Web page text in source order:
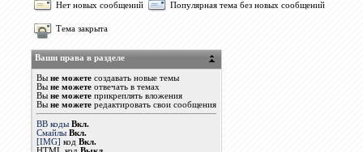
Нет новых сообщений Популярная тема без новых сообщений
Тема закрыта
Ваши права в разделе
Выне можете создавать новые темы
Выне можете отвечать в темах
Выне можете прикреплять вложения
Выне можете редактировать свои сообщения
BB коды Вкл.
Смайлы Вкл.
[IMG] кодВкл.